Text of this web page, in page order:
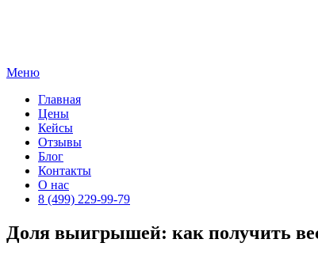
Меню
Главная
Цены
Кейсы
Отзывы
Блог
Контакты
О нас
8 (499) 229-99-79
Доля выигрышей: как получить